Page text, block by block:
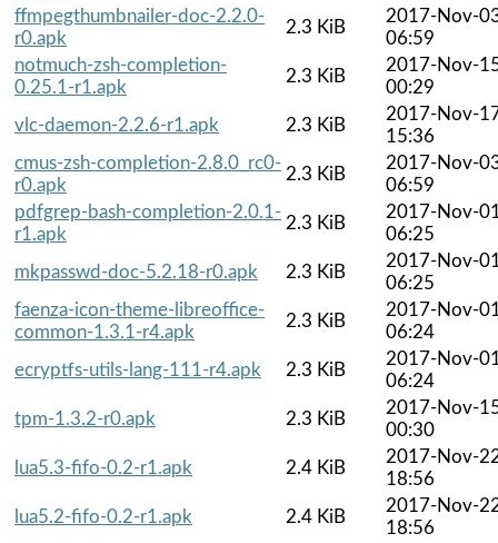
ffmpegthumbnailer-doc-2.2.0-
r0.apk
2.3 KiB
2017-Nov-
06:59
notmuch-zsh-completion-
0.25.1-r1.apk
2.3 KiB
2017-Nov-
00:29
vlc-daemon-2.2.6-r1.apk
2.3 KiB
2017-Nov-
15:36
cmus-zsh-completion-2.8.0_rc0-
r0.apk
2.3 KiB
2017-Nov-
06:59
pdfgrep-bash-completion-2.0.1-
r1.apk
2.3 KiB
2017-Nov-
06:25
mkpasswd-doc-5.2.18-r0.apk
2.3 KiB
2017-Nov-
06:25
faenza-icon-theme-libreoffice-
common-1.3.1-r4.apk
2.3 KiB
2017-Nov-
06:24
ecryptfs-utils-lang-111-r4.apk
2.3 KiB
2017-Nov-
06:24
tpm-1.3.2-r0.apk
2.3 KiB
2017-Nov-
00:30
lua5.3-fifo-0.2-r1.apk
2.4 KiB
2017-Nov-
18:56
lua5.2-fifo-0.2-r1.apk
2.4 KiB
2017-Nov-
18:56